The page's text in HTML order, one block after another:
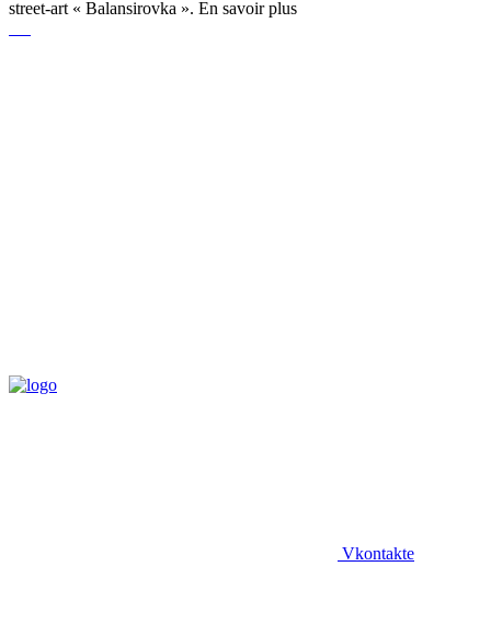
street-art « Balansirovka ». En savoir plus
Vkontakte